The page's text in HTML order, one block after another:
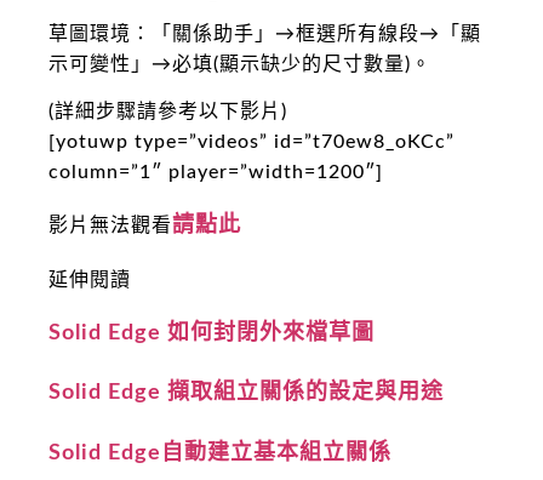
草圖環境：「關係助手」→框選所有線段→「顯
示可變性」→必填(顯示缺少的尺寸數量)。
(詳細步驟請參考以下影片)
[yotuwp type=”videos” id=”t70ew8_oKCc”
column=”1″ player=”width=1200″]
影片無法觀看請點此
延伸閱讀
Solid Edge 如何封閉外來檔草圖
Solid Edge 擷取組立關係的設定與用途
Solid Edge自動建立基本組立關係